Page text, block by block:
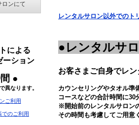
レンタルサロン以外でのト
●レンタルサ
お客さまご自身でレ
カウンセリングやタオル準
コースなどの合計時間に
※開始前のレンタルサロン
その時間も考慮してご用意
ロンにて
による
ーション
●
異なります。
ご利用
でのご利用